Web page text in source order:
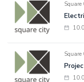
Square
Square